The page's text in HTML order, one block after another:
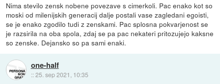
Nima stevilo zensk nobene povezave s cimerkoli. Pac enako kot so
moski od milenijskih generacij dalje postali vase zagledani egoisti,
se je enako zgodilo tudi z zenskami. Pac splosna pokvarjenost se
je razsirila na oba spola, zdaj se pa pac nekateri pritozujejo kaksne
so zenske. Dejansko so pa sami enaki.
one-half
::25. sep 2021, 10:35